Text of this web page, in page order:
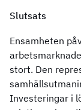
Slutsats
Ensamheten
stort. Den
Investeringar i